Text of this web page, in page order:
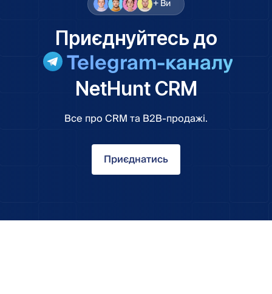
+ Ви
Приєднуйтесь до
Telegram-каналу
NetHunt CRM
Все про CRM та B2B-продажі.
Приєднатись